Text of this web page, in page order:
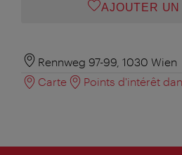
AJOUTER UN
Rennweg 97-99, 1030 Wien
Carte
Points d'intérêt